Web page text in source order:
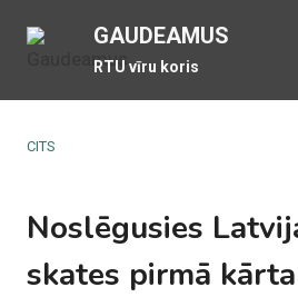
GAUDEAMUS
RTU vīru koris
CITS
Noslēgusies
skates pirmā kārta